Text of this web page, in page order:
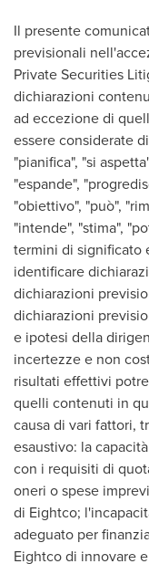
Il presente
previsionali
Private Securities
dichiarazioni
ad eccezione di
essere considerate
"pianifica", "si
"espande",
"obiettivo", "può",
"intende", "stima",
termini di significato
identificare
dichiarazioni
dichiarazioni
e ipotesi della
incertezze e non
risultati effettivi
quelli contenuti in
causa di vari fattori,
esaustivo: la
con i requisiti di
oneri o spese
di Eightco;
adeguato per
Eightco di innovare